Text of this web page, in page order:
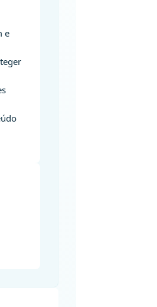
e